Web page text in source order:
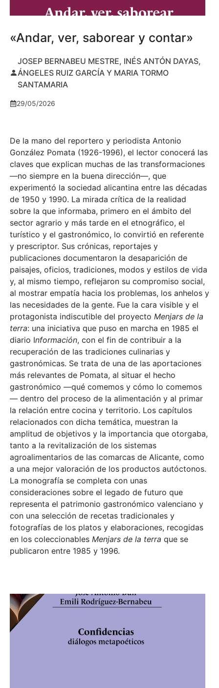
«Andar, ver, saborear y contar»
JOSEP BERNABEU MESTRE, INÉS ANTÓN DAYAS,
ÁNGELES RUIZ GARCÍA Y MARIA TORMO
SANTAMARIA
29/05/2026
De la mano del reportero y periodista Antonio
González Pomata (1926-1996), el lector conocerá las
claves que explican muchas de las transformaciones
—no siempre en la buena dirección—, que
experimentó la sociedad alicantina entre las décadas
de 1950 y 1990. La mirada crítica de la realidad
sobre la que informaba, primero en el ámbito del
sector agrario y más tarde en el etnográfico, el
turístico y el gastronómico, lo convirtió en referente
y prescriptor. Sus crónicas, reportajes y
publicaciones documentaron la desaparición de
paisajes, oficios, tradiciones, modos y estilos de vida
y, al mismo tiempo, reflejaron su compromiso social,
al mostrar empatía hacia los problemas, los anhelos y
las necesidades de la gente. Fue la cara visible y el
protagonista indiscutible del proyecto Menjars de la
terra: una iniciativa que puso en marcha en 1985 el
diario Información, con el fin de contribuir a la
recuperación de las tradiciones culinarias y
gastronómicas. Se trata de una de las aportaciones
más relevantes de Pomata, al situar el hecho
gastronómico —qué comemos y cómo lo comemos
— dentro del proceso de la alimentación y al primar
la relación entre cocina y territorio. Los capítulos
relacionados con dicha temática, muestran la
amplitud de objetivos y la importancia que otorgaba,
tanto a la revitalización de los sistemas
agroalimentarios de las comarcas de Alicante, como
a una mejor valoración de los productos autóctonos.
La monografía se completa con unas
consideraciones sobre el legado de futuro que
representa el patrimonio gastronómico valenciano y
con una selección de recetas tradicionales y
fotografías de los platos y elaboraciones, recogidas
en los coleccionables Menjars de la terra que se
publicaron entre 1985 y 1996.